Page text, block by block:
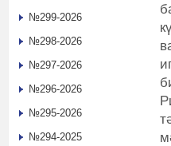
№299-2026
№298-2026
№297-2026
№296-2026
№295-2026
№294-2025